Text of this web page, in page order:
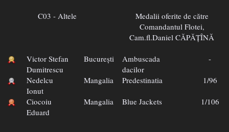
C03 - Altele
Medalii oferite de către
Comandantul Flotei,
Cam.fl.Daniel CĂPĂȚÎNĂ
Victor Stefan
Dumitrescu
București
Ambuscada
dacilor
-
Nedelcu
Ionut
Mangalia Predestinatia 1/96
Ciocoiu
Eduard
Mangalia Blue Jackets 1/106